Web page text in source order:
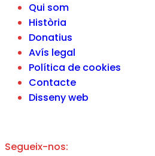
Qui som
Història
Donatius
Avís legal
Política de cookies
Contacte
Disseny web
Segueix-nos: